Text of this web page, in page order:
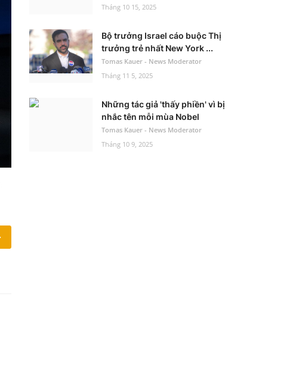
Tháng 10 15, 2025
Bộ trưởng Israel cáo buộc Thị
trưởng trẻ nhất New York ...
Tomas Kauer - News Moderator
Tháng 11 5, 2025
Những tác giả 'thấy phiền' vì bị
nhắc tên mỗi mùa Nobel
Tomas Kauer - News Moderator
Tháng 10 9, 2025